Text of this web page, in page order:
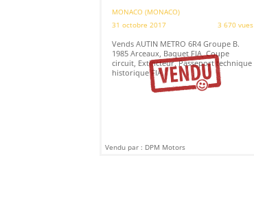
MONACO (MONACO)
31 octobre 2017
3 670 vues
Vends AUTIN METRO 6R4 Groupe B.
1985 Arceaux, Baquet FIA, Coupe
circuit, Extincteur, Passeport technique
historique FIA.
Vendu par : DPM Motors